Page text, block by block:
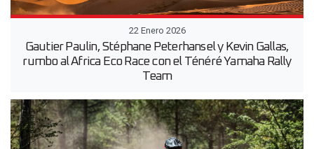
22 Enero 2026
Gautier Paulin, Stéphane Peterhansel y Kevin Gallas,
rumbo al Africa Eco Race con el Ténéré Yamaha Rally
Team